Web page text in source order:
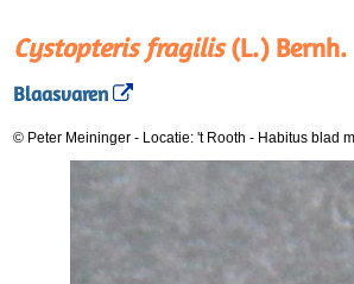
Cystopteris fragilis(L.) Bernh.
Blaasvaren
© Peter Meininger - Locatie: 't Rooth - Habitus blad